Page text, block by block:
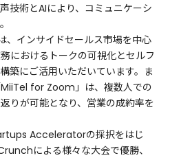
技術とAIにより、コミュニケーシ
、インサイドセールス市場を中心
におけるトークの可視化とセルフ
築にご活用いただいています。ま
for Zoom」は、複数人での
りが可能となり、営業の成約率を
Acceleratorの採択をはじ
による様々な大会で優勝、